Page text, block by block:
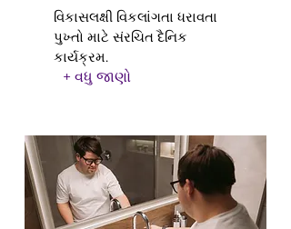
વિકાસલક્ષી વિકલાંગતા ધરાવતા
પુખ્તો માટે સંરચિત દૈનિક
કાર્યક્રમ.
+ વધુ જાણો